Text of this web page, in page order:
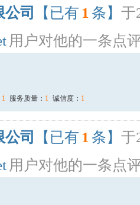
司 【已有 1 条】 于
用户对他的一条点
1 服务质量： 1 诚信度： 1
司 【已有 1 条】 于
用户对他的一条点